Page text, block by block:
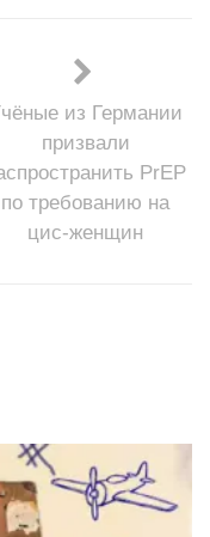
из Германии
призвали
PrEP
по требованию на
цис-женщин